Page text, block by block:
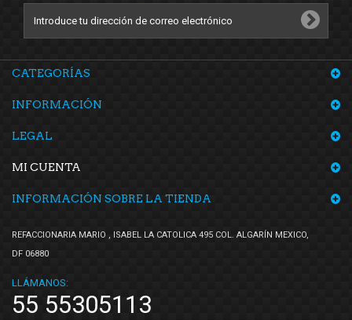
CATEGORÍAS
INFORMACIÓN
LEGAL
MI CUENTA
INFORMACIÓN SOBRE LA TIENDA
REFACCIONARIA MARIO , ISABEL LA CATOLICA 495 COL. ALGARÍN MEXICO,
DF 06880
LLÁMANOS:
55 55305113